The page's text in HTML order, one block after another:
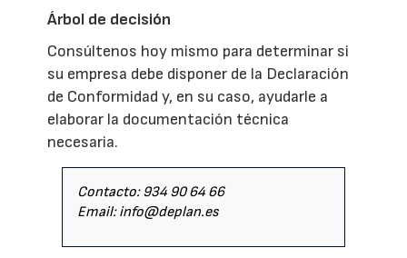
Árbol de decisión
Consúltenos hoy mismo para determinar si
su empresa debe disponer de la Declaración
de Conformidad y, en su caso, ayudarle a
elaborar la documentación técnica
necesaria.
Contacto: 934 90 64 66
Email: info@deplan.es